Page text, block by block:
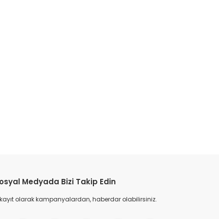
Medyada Bizi Takip Edin
olarak kampanyalardan, haberdar olabilirsiniz.